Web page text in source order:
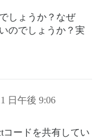
しょうか？なぜ
のでしょうか？実
日午後 9:06
コードを共有してい